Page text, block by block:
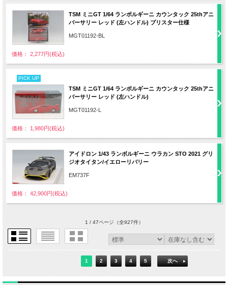
TSM ミニGT 1/64 ランボルギーニ カウンタック 25thアニ
バーサリー レッド (左ハンドル) ブリスター仕様
MGT01192-BL
価格： 2,277円(税込)
PICK UP
TSM ミニGT 1/64 ランボルギーニ カウンタック 25thアニ
バーサリー レッド (左ハンドル)
MGT01192-L
価格： 1,980円(税込)
アイドロン 1/43 ランボルギーニ ウラカン STO 2021 グリ
ジオタイタン/イエローリバリー
EM737F
価格： 42,900円(税込)
1 / 47ページ（全927件）
1 2 3 4 5 次へ